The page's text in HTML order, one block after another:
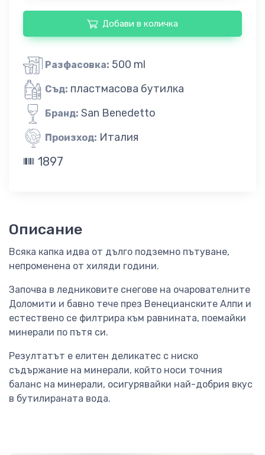
Добави в количка
Разфасовка: 500 ml
Съд: пластмасова бутилка
Бранд: San Benedetto
Произход: Италия
1897
Описание
Всяка капка идва от дълго подземно пътуване,
непроменена от хиляди години.
Започва в ледниковите снегове на очарователните
Доломити и бавно тече през Венецианските Алпи и
естествено се филтрира към равнината, поемайки
минерали по пътя си.
Резултатът е елитен деликатес с ниско
съдържание на минерали, който носи точния
баланс на минерали, осигурявайки най-добрия вкус
в бутилираната вода.